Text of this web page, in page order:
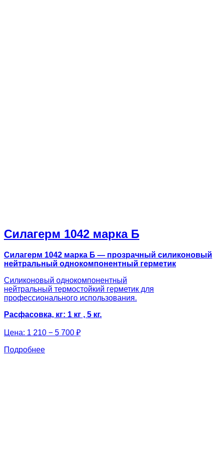
Силагерм 1042 марка Б
Силагерм 1042 марка Б — прозрачный силиконовый
нейтральный однокомпонентный герметик
Силиконовый однокомпонентный
нейтральный термостойкий герметик для
профессионального использования.
Расфасовка, кг: 1 кг , 5 кг.
Цена: 1 210 − 5 700 ₽
Подробнее